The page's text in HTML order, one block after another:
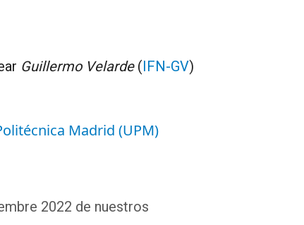
Guillermo Velarde(IFN-GV)
Madrid (UPM)
2022 de nuestros